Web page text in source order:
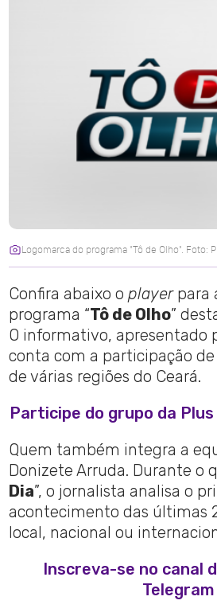
Logomarca do programa "Tô de Olho". Foto:
Confira abaixo oplayer para
programa “Tô de Olho”
O informativo, apresentado
conta com a participação
de várias regiões do Ceará.
Participe do grupo da
Quem também integra a
Donizete Arruda. Durante o
Dia”, o jornalista analisa o
acontecimento das últimas
local, nacional ou
Inscreva-se no canal
Telegram